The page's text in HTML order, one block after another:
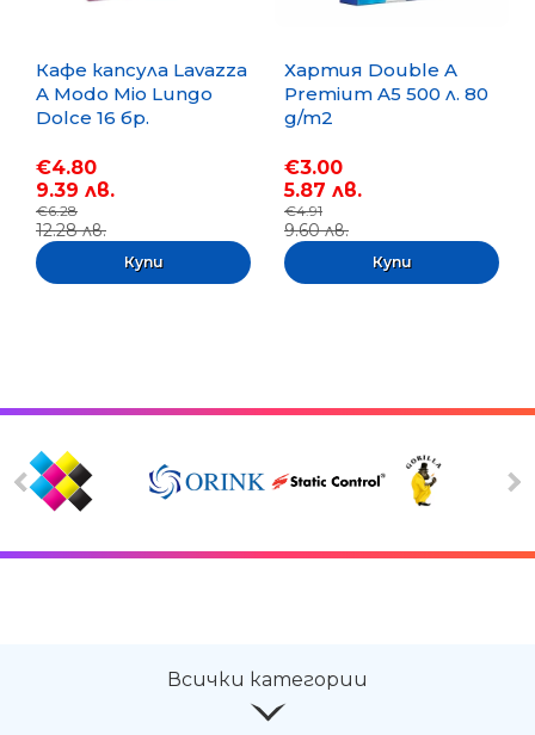
Кафе капсула Lavazza
A Modo Mio Lungo
Dolce 16 бр.
€4.80
9.39 лв.
€6.28
12.28 лв.
Хартия Double A
Premium A5 500 л. 80
g/m2
€3.00
5.87 лв.
€4.91
9.60 лв.
Всички категории